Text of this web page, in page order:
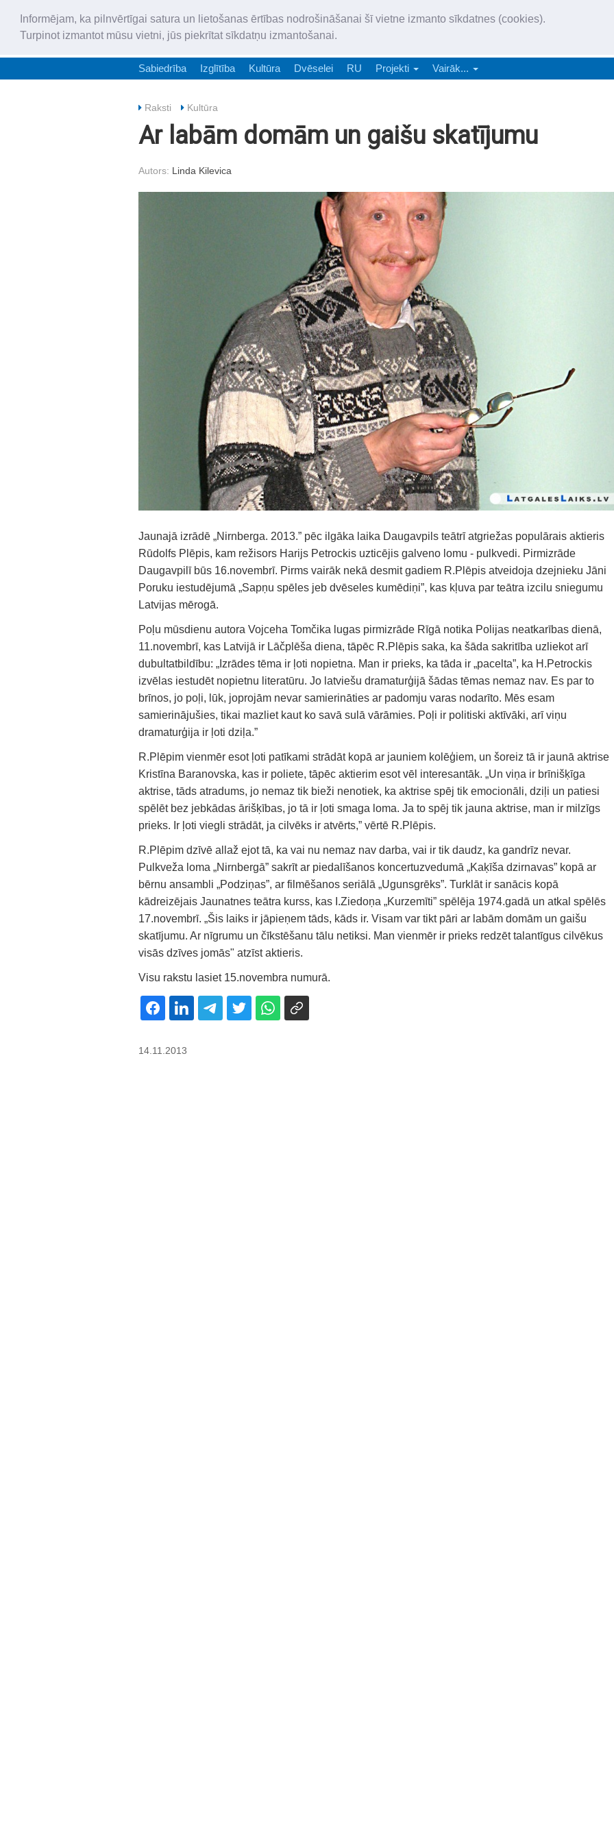
Informējam, ka pilnvērtīgai satura un lietošanas ērtības nodrošināšanai šī vietne izmanto sīkdatnes (cookies).
Turpinot izmantot mūsu vietni, jūs piekrītat sīkdatņu izmantošanai.
„Latgales Laiks” latviešu valodā aptver Daugavpils valstspilsētu,
Sabiedrība Izglītība Kultūra Dvēselei RU Projekti Vairāk...
Raksti Kultūra
Ar labām domām un gaišu skatījumu
Autors: Linda Kilevica
Jaunajā izrādē „Nirnberga. 2013.” pēc ilgāka laika Daugavpils teātrī atgriežas populārais aktieris
Rūdolfs Plēpis, kam režisors Harijs Petrockis uzticējis galveno lomu - pulkvedi. Pirmizrāde
Daugavpilī būs 16.novembrī. Pirms vairāk nekā desmit gadiem R.Plēpis atveidoja dzejnieku Jāni
Poruku iestudējumā „Sapņu spēles jeb dvēseles kumēdiņi”, kas kļuva par teātra izcilu sniegumu
Latvijas mērogā.
Poļu mūsdienu autora Vojceha Tomčika lugas pirmizrāde Rīgā notika Polijas neatkarības dienā,
11.novembrī, kas Latvijā ir Lāčplēša diena, tāpēc R.Plēpis saka, ka šāda sakritība uzliekot arī
dubultatbildību: „Izrādes tēma ir ļoti nopietna. Man ir prieks, ka tāda ir „pacelta”, ka H.Petrockis
izvēlas iestudēt nopietnu literatūru. Jo latviešu dramaturģijā šādas tēmas nemaz nav. Es par to
brīnos, jo poļi, lūk, joprojām nevar samierināties ar padomju varas nodarīto. Mēs esam
samierinājušies, tikai mazliet kaut ko savā sulā vārāmies. Poļi ir politiski aktīvāki, arī viņu
dramaturģija ir ļoti dziļa.”
R.Plēpim vienmēr esot ļoti patīkami strādāt kopā ar jauniem kolēģiem, un šoreiz tā ir jaunā aktrise
Kristīna Baranovska, kas ir poliete, tāpēc aktierim esot vēl interesantāk. „Un viņa ir brīnišķīga
aktrise, tāds atradums, jo nemaz tik bieži nenotiek, ka aktrise spēj tik emocionāli, dziļi un patiesi
spēlēt bez jebkādas ārišķības, jo tā ir ļoti smaga loma. Ja to spēj tik jauna aktrise, man ir milzīgs
prieks. Ir ļoti viegli strādāt, ja cilvēks ir atvērts,” vērtē R.Plēpis.
R.Plēpim dzīvē allaž ejot tā, ka vai nu nemaz nav darba, vai ir tik daudz, ka gandrīz nevar.
Pulkveža loma „Nirnbergā” sakrīt ar piedalīšanos koncertuzvedumā „Kaķīša dzirnavas” kopā ar
bērnu ansambli „Podziņas”, ar filmēšanos seriālā „Ugunsgrēks”. Turklāt ir sanācis kopā
kādreizējais Jaunatnes teātra kurss, kas I.Ziedoņa „Kurzemīti” spēlēja 1974.gadā un atkal spēlēs
17.novembrī. „Šis laiks ir jāpieņem tāds, kāds ir. Visam var tikt pāri ar labām domām un gaišu
skatījumu. Ar nīgrumu un čīkstēšanu tālu netiksi. Man vienmēr ir prieks redzēt talantīgus cilvēkus
visās dzīves jomās" atzīst aktieris.
Visu rakstu lasiet 15.novembra numurā.
14.11.2013